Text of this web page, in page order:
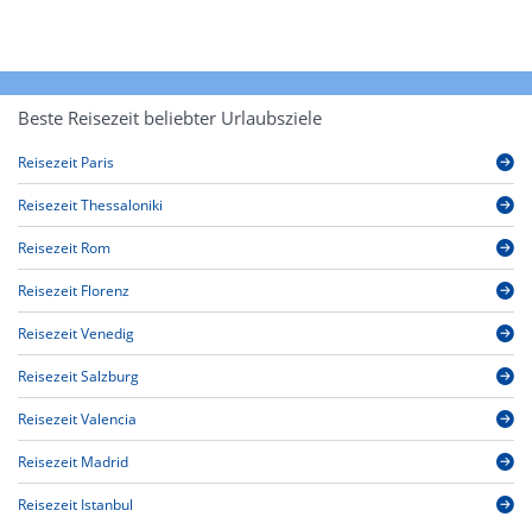
Beste Reisezeit beliebter Urlaubsziele
Reisezeit Paris
Reisezeit Thessaloniki
Reisezeit Rom
Reisezeit Florenz
Reisezeit Venedig
Reisezeit Salzburg
Reisezeit Valencia
Reisezeit Madrid
Reisezeit Istanbul